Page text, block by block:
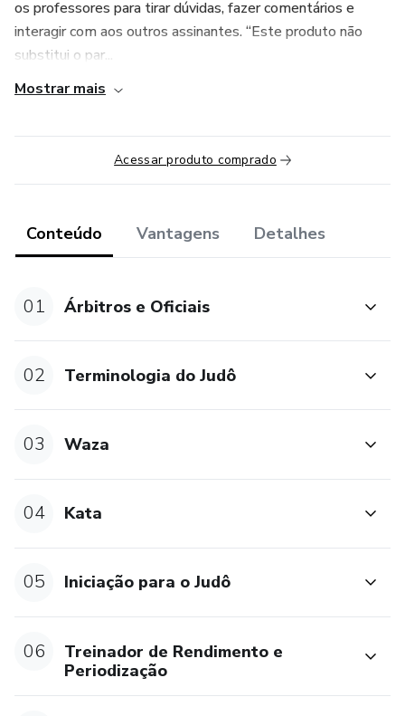
os professores para tirar dúvidas, fazer comentários e
interagir com aos outros assinantes. “Este produto não
substitui o par...
Mostrar mais
Acessar produto comprado
Conteúdo Vantagens Detalhes
01 Árbitros e Oficiais
02 Terminologia do Judô
03 Waza
04 Kata
05 Iniciação para o Judô
06
Treinador de Rendimento e
Periodização